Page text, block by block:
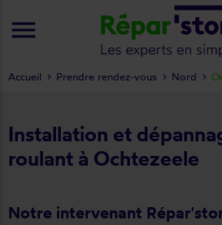
Installation et
roulant à Ochtezeele
Notre intervenant
Accueil Prendre rendez-vous Nord
menu